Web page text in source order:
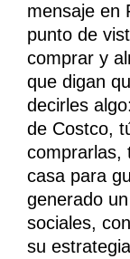
mensaje en
punto de
comprar y
que digan
decirles
de Costco,
comprarlas,
casa para
generado
sociales,
su